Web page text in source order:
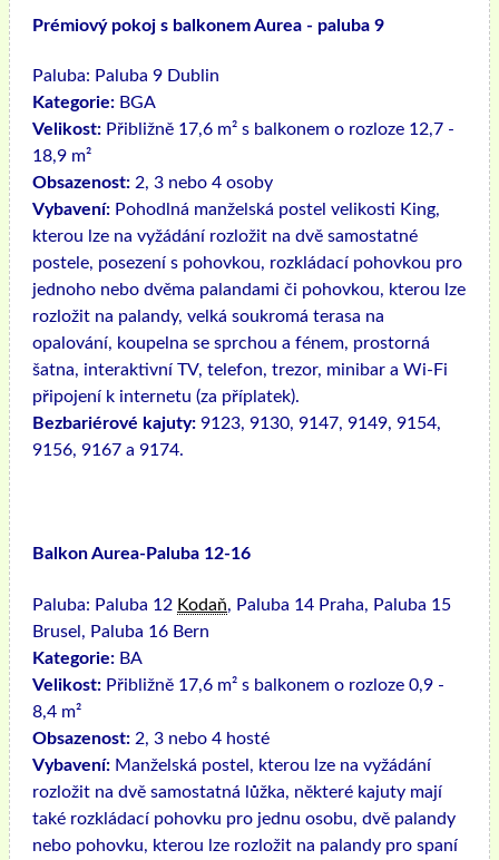
Prémiový pokoj s balkonem Aurea - paluba 9
Paluba: Paluba 9 Dublin
Kategorie: BGA
Velikost: Přibližně 17,6 m² s balkonem o rozloze 12,7 -
18,9 m²
Obsazenost: 2, 3 nebo 4 osoby
Vybavení: Pohodlná manželská postel velikosti King,
kterou lze na vyžádání rozložit na dvě samostatné
postele, posezení s pohovkou, rozkládací pohovkou pro
jednoho nebo dvěma palandami či pohovkou, kterou lze
rozložit na palandy, velká soukromá terasa na
opalování, koupelna se sprchou a fénem, ​​prostorná
šatna, interaktivní TV, telefon, trezor, minibar a Wi-Fi
připojení k internetu (za příplatek).
Bezbariérové ​​kajuty: 9123, 9130, 9147, 9149, 9154,
9156, 9167 a 9174.
Balkon Aurea-Paluba 12-16
Paluba: Paluba 12 Kodaň, Paluba 14 Praha, Paluba 15
Brusel, Paluba 16 Bern
Kategorie: BA
Velikost: Přibližně 17,6 m² s balkonem o rozloze 0,9 -
8,4 m²
Obsazenost: 2, 3 nebo 4 hosté
Vybavení: Manželská postel, kterou lze na vyžádání
rozložit na dvě samostatná lůžka, některé kajuty mají
také rozkládací pohovku pro jednu osobu, dvě palandy
nebo pohovku, kterou lze rozložit na palandy pro spaní